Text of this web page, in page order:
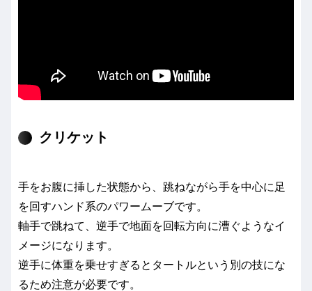
クリケット
手をお腹に挿した状態から、跳ねながら手を中心に足
を回すハンド系のパワームーブです。
軸手で跳ねて、逆手で地面を回転方向に漕ぐようなイ
メージになります。
逆手に体重を乗せすぎるとタートルという別の技にな
るため注意が必要です。